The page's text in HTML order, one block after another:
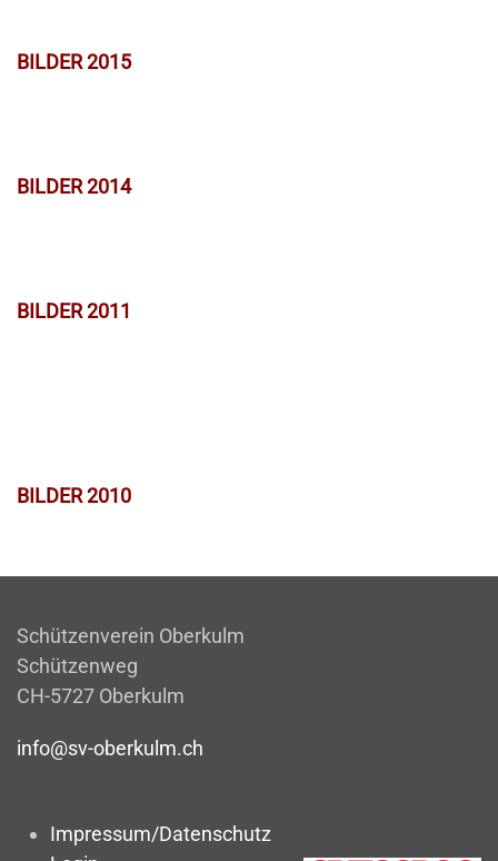
BILDER 2015
BILDER 2014
BILDER 2011
BILDER 2010
Schützenverein Oberkulm
Schützenweg
CH-5727 Oberkulm
info@sv-oberkulm.ch
Impressum/Datenschutz